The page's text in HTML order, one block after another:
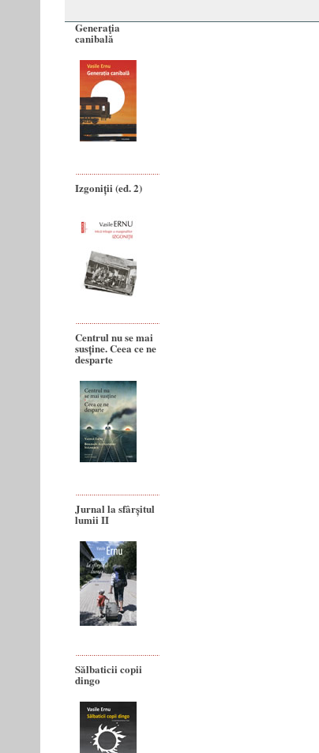
Generaţia
canibală
Izgoniții (ed. 2)
Centrul nu se mai
susține. Ceea ce ne
desparte
Jurnal la sfârșitul
lumii II
Sălbaticii copii
dingo